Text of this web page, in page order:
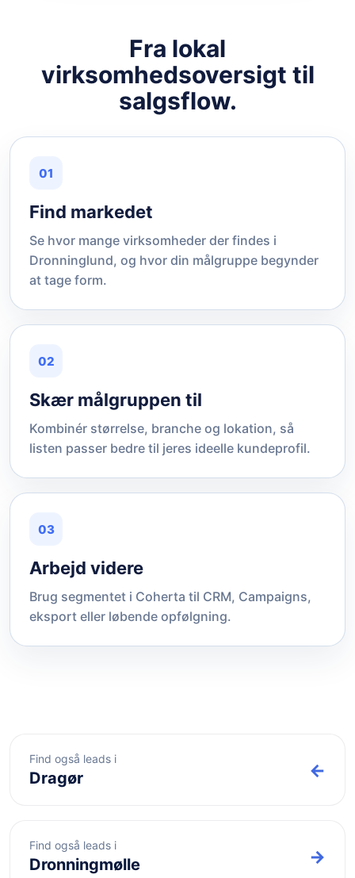
Fra lokal
virksomhedsoversigt til
salgsflow.
01
Find markedet
Se hvor mange virksomheder der findes i
Dronninglund, og hvor din målgruppe begynder
at tage form.
02
Skær målgruppen til
Kombinér størrelse, branche og lokation, så
listen passer bedre til jeres ideelle kundeprofil.
03
Arbejd videre
Brug segmentet i Coherta til CRM, Campaigns,
eksport eller løbende opfølgning.
Find også leads i
Dragør ←
Find også leads i
Dronningmølle →